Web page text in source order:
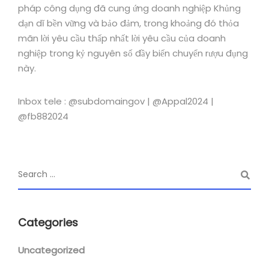
pháp công dụng đã cung ứng doanh nghiệp Khủng
dạn dĩ bền vững và bảo đảm, trong khoảng đó thỏa
mãn lời yêu cầu thấp nhất lời yêu cầu của doanh
nghiệp trong kỷ nguyên số đầy biến chuyển rượu đụng
này.
Inbox tele : @subdomaingov | @Appal2024 |
@fb882024
Categories
Uncategorized